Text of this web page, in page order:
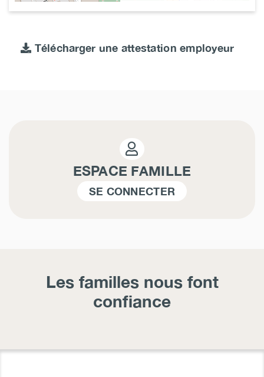
Télécharger une attestation employeur
ESPACE FAMILLE
SE CONNECTER
Les familles nous font
confiance